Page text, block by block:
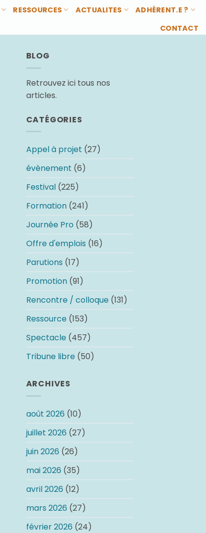
RESSOURCES ACTUALITES
ADHÉRENT.E ?
CONTACT
BLOG
Retrouvez ici tous nos
articles.
CATÉGORIES
Appel à projet (27)
évènement (6)
Festival(225)
Formation(241)
Journée Pro (58)
Offre d'emplois (16)
Parutions (17)
Promotion(91)
Rencontre / colloque(131)
Ressource(153)
Spectacle(457)
Tribune libre(50)
ARCHIVES
août 2026 (10)
juillet 2026 (27)
juin 2026 (26)
mai 2026 (35)
avril 2026 (12)
mars 2026 (27)
février 2026 (24)